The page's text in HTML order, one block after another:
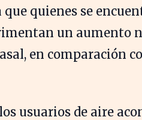
quienes se
un aumento
en comparación
usuarios de aire